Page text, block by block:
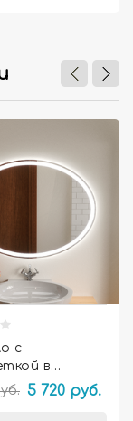

с
в
комнату
5 720 руб.